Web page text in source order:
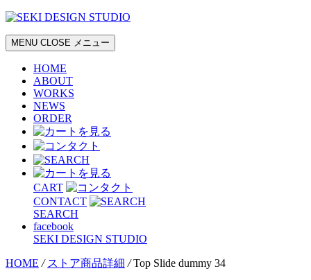
MENU CLOSE メニュー
HOME
ABOUT
WORKS
NEWS
ORDER
CART
CONTACT
SEARCH
facebook
SEKI DESIGN STUDIO
HOME / ストア商品詳細 / Top Slide dummy 34